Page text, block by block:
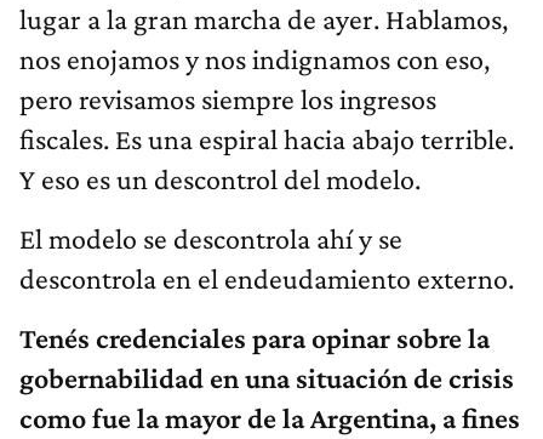
lugar a la gran marcha de ayer. Hablamos,
nos enojamos y nos indignamos con eso,
pero revisamos siempre los ingresos
fiscales. Es una espiral hacia abajo terrible.
Y eso es un descontrol del modelo.
El modelo se descontrola ahí y se
descontrola en el endeudamiento externo.
Tenés credenciales para opinar sobre la
gobernabilidad en una situación de crisis
como fue la mayor de la Argentina, a fines